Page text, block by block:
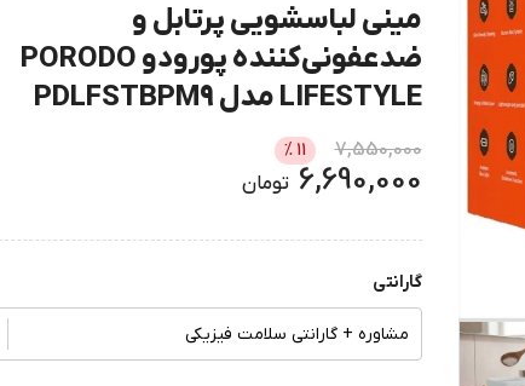
مینی لباسشویی پرتابل و
ضدعفونی‌کننده پورودو PORODO
LIFESTYLE مدل PDLFSTBPM9
7,550,000
11
%
6,690,000 تومان
گارانتی
مشاوره + گارانتی سلامت فیزیکی